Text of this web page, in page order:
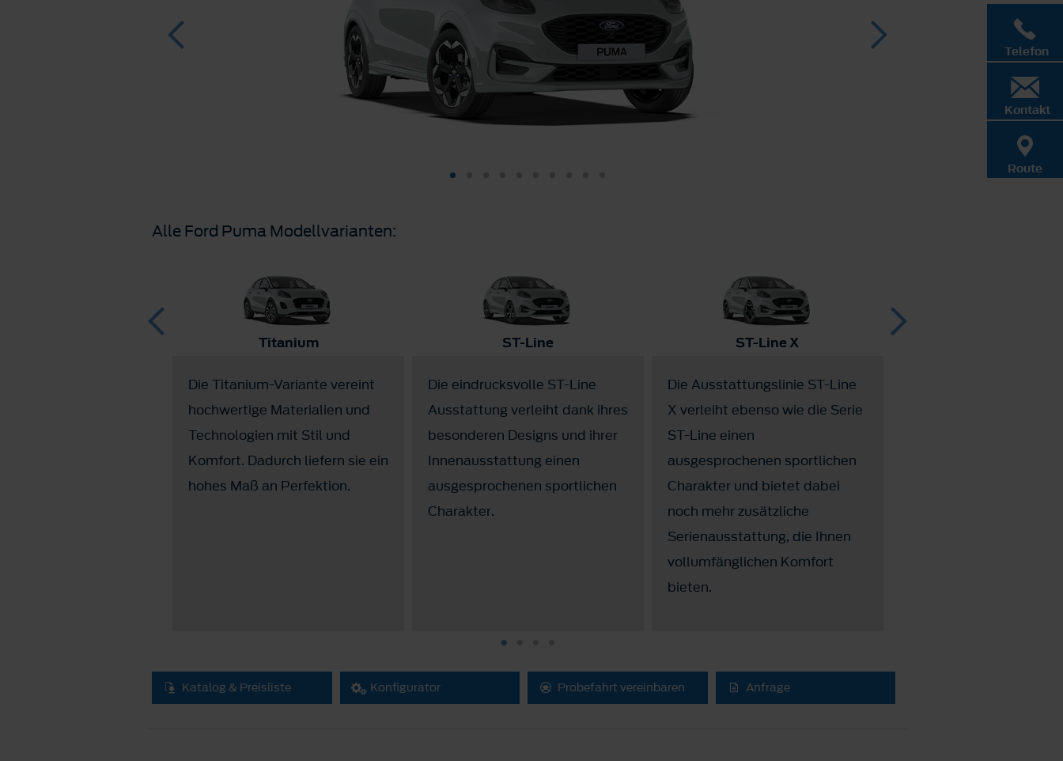
Alle Ford Puma Modellvarianten:
Titanium
Die Titanium-Variante vereint
hochwertige Materialien und
Technologien mit Stil und
Komfort. Dadurch liefern sie ein
hohes Maß an Perfektion.
ST-Line
Die eindrucksvolle ST-Line
Ausstattung verleiht dank ihres
besonderen Designs und ihrer
Innenausstattung einen
ausgesprochenen sportlichen
Charakter.
ST-Line X
Die Ausstattungslinie ST-Line
X verleiht ebenso wie die Serie
ST-Line einen
ausgesprochenen sportlichen
Charakter und bietet dabei
noch mehr zusätzliche
Serienausstattung, die Ihnen
vollumfänglichen Komfort
bieten.
Katalog & Preisliste Konfigurator Probefahrt vereinbaren Anfrage
Telefon
Kontakt
Route